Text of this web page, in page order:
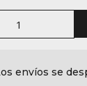
envíos se